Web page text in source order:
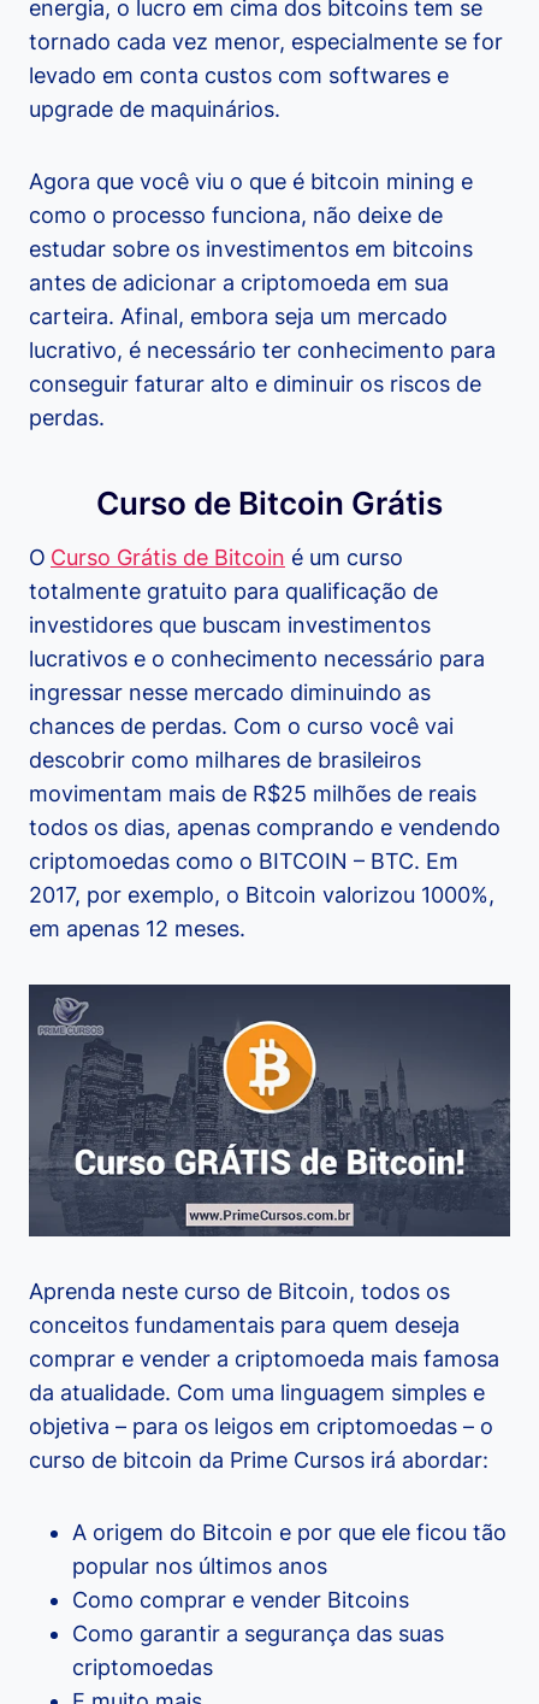
energia, o lucro em cima dos bitcoins tem se
tornado cada vez menor, especialmente se for
levado em conta custos com softwares e
upgrade de maquinários.
Agora que você viu o que é bitcoin mining e
como o processo funciona, não deixe de
estudar sobre os investimentos em bitcoins
antes de adicionar a criptomoeda em sua
carteira. Afinal, embora seja um mercado
lucrativo, é necessário ter conhecimento para
conseguir faturar alto e diminuir os riscos de
perdas.
Curso de Bitcoin Grátis
O Curso Grátis de Bitcoin é um curso
totalmente gratuito para qualificação de
investidores que buscam investimentos
lucrativos e o conhecimento necessário para
ingressar nesse mercado diminuindo as
chances de perdas. Com o curso você vai
descobrir como milhares de brasileiros
movimentam mais de R$25 milhões de reais
todos os dias, apenas comprando e vendendo
criptomoedas como o BITCOIN – BTC. Em
2017, por exemplo, o Bitcoin valorizou 1000%,
em apenas 12 meses.
Aprenda neste curso de Bitcoin, todos os
conceitos fundamentais para quem deseja
comprar e vender a criptomoeda mais famosa
da atualidade. Com uma linguagem simples e
objetiva – para os leigos em criptomoedas – o
curso de bitcoin da Prime Cursos irá abordar:
A origem do Bitcoin e por que ele ficou tão
popular nos últimos anos
Como comprar e vender Bitcoins
Como garantir a segurança das suas
criptomoedas